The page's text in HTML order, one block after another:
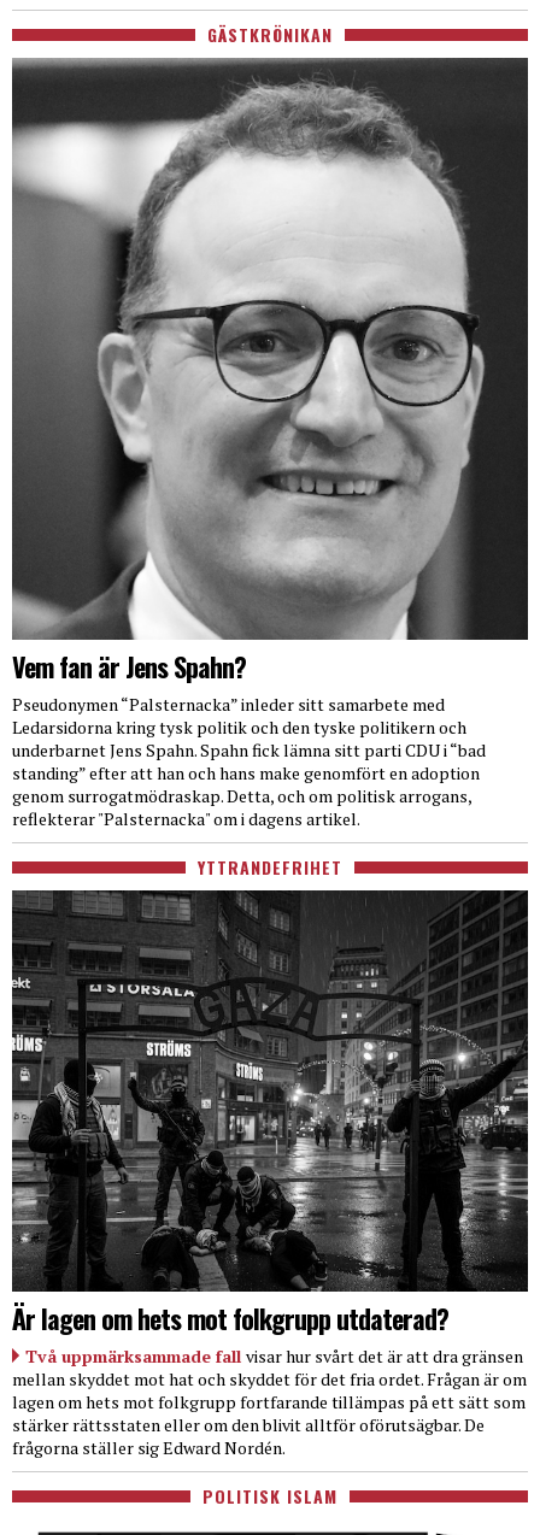
GÄSTKRÖNIKAN
Vem fan är Jens Spahn?
Pseudonymen “Palsternacka” inleder sitt samarbete med
Ledarsidorna kring tysk politik och den tyske politikern och
underbarnet Jens Spahn. Spahn fick lämna sitt parti CDU i “bad
standing” efter att han och hans make genomfört en adoption
genom surrogatmödraskap. Detta, och om politisk arrogans,
reflekterar "Palsternacka" om i dagens artikel.
YTTRANDEFRIHET
Är lagen om hets mot folkgrupp utdaterad?
Två uppmärksammade fall visar hur svårt det är att dra gränsen
mellan skyddet mot hat och skyddet för det fria ordet. Frågan är om
lagen om hets mot folkgrupp fortfarande tillämpas på ett sätt som
stärker rättsstaten eller om den blivit alltför oförutsägbar. De
frågorna ställer sig Edward Nordén.
POLITISK ISLAM